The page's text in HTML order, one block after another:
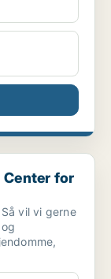
Center for
vil vi gerne